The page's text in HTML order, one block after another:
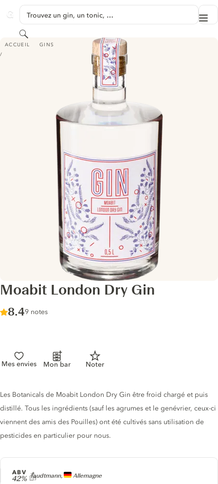
GINVENTORY
Trouvez un gin, un tonic, …
Rechercher
ACCUEIL GINS
MOABIT LONDON DRY GIN
Moabit London Dry Gin
Score :
8.4/ 10
9 notes
Mes envies Mon bar Noter
Producteur
Taudtmann, Allemagne
ABV
42%
Description du gin
Les Botanicals de Moabit London Dry Gin être froid chargé et puis
distillé. Tous les ingrédients (sauf les agrumes et le genévrier, ceux-ci
viennent des amis des Pouilles) ont été cultivés sans utilisation de
pesticides en particulier pour nous.